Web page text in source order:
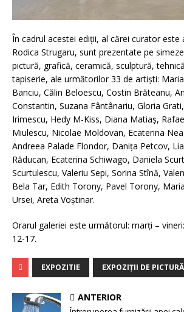
În cadrul acestei ediții, al cărei curator este
Rodica Strugaru, sunt prezentate pe
pictură, grafică, ceramică, sculptură,
tapiserie, ale următorilor 33 de artiști:
Banciu, Călin Beloescu, Costin Brăteanu,
Constantin, Suzana Fântânariu, Gloria
Irimescu, Hedy M-Kiss, Diana Matiaș,
Miulescu, Nicolae Moldovan, Ecaterina
Andreea Palade Flondor, Danița Petcov,
Răducan, Ecaterina Schiwago, Daniela
Scurtulescu, Valeriu Sepi, Sorina Stînă,
Bela Tar, Edith Torony, Pavel Torony,
Ursei, Areta Voștinar.
Orarul galeriei este următorul: marți –
12-17.
EXPOZITIE EXPOZIŢII DE PICTURĂ
ANTERIOR